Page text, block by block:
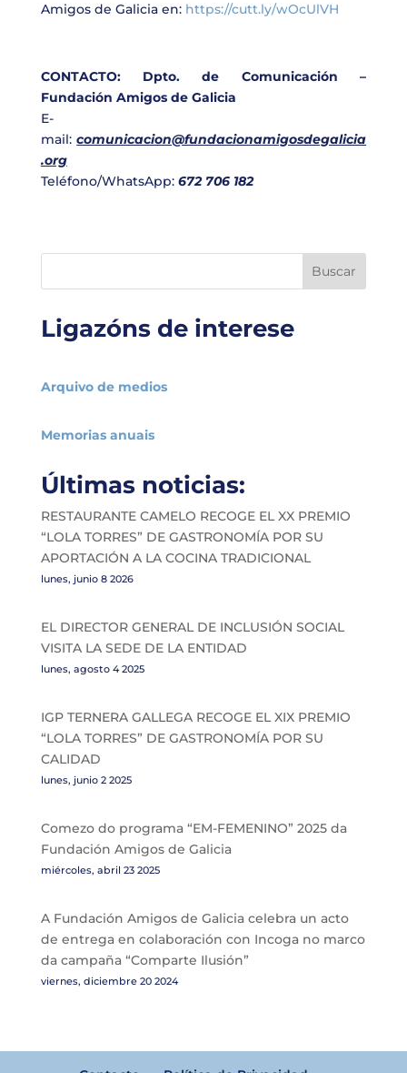
Amigos de Galicia en: https://cutt.ly/wOcUlVH
CONTACTO: Dpto. de Comunicación –
Fundación Amigos de Galicia
E-
mail:comunicacion@fundacionamigosdegalicia
.org
Teléfono/WhatsApp: 672 706 182
Buscar
Ligazóns de interese
Arquivo de medios
Memorias anuais
Últimas noticias:
RESTAURANTE CAMELO RECOGE EL XX PREMIO
“LOLA TORRES” DE GASTRONOMÍA POR SU
APORTACIÓN A LA COCINA TRADICIONAL
lunes, junio 8 2026
EL DIRECTOR GENERAL DE INCLUSIÓN SOCIAL
VISITA LA SEDE DE LA ENTIDAD
lunes, agosto 4 2025
IGP TERNERA GALLEGA RECOGE EL XIX PREMIO
“LOLA TORRES” DE GASTRONOMÍA POR SU
CALIDAD
lunes, junio 2 2025
Comezo do programa “EM-FEMENINO” 2025 da
Fundación Amigos de Galicia
miércoles, abril 23 2025
A Fundación Amigos de Galicia celebra un acto
de entrega en colaboración con Incoga no marco
da campaña “Comparte Ilusión”
viernes, diciembre 20 2024